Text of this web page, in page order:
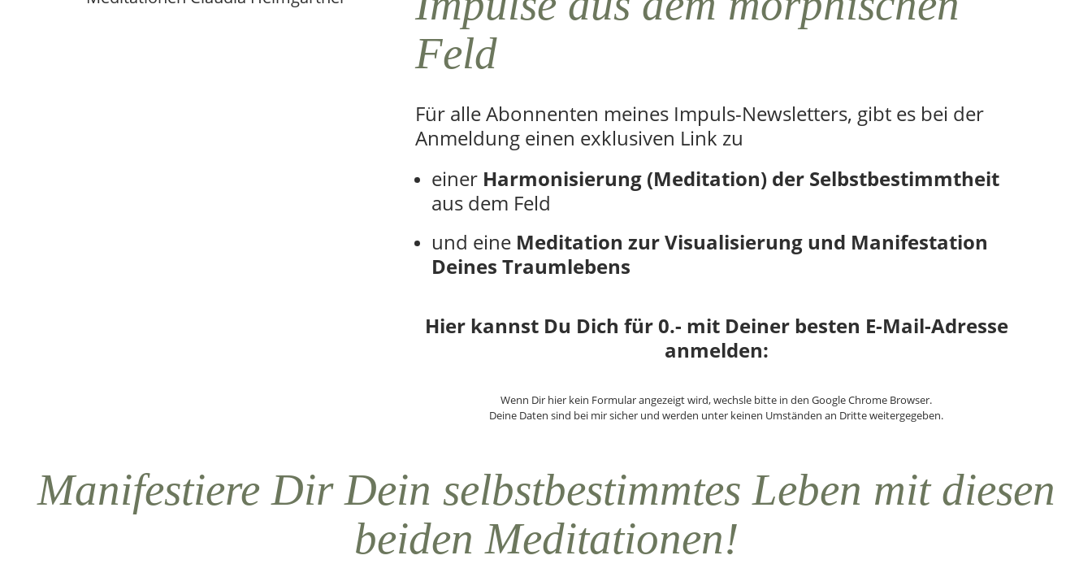
Feld
Für alle Abonnenten meines Impuls-Newsletters, gibt es bei der
Anmeldung einen exklusiven Link zu
einerHarmonisierung (Meditation) der Selbstbestimmtheit
aus dem Feld
und eine Meditation zurVisualisierung und Manifestation
Deines Traumlebens
Hier kannst Du Dich für 0.- mit Deiner besten E-Mail-Adresse
anmelden:
Wenn Dir hier kein Formular angezeigt wird, wechsle bitte in den Google Chrome Browser.
Deine Daten sind bei mir sicher und werden unter keinen Umständen an Dritte weitergegeben.
Manifestiere Dir Dein selbstbestimmtes Leben mit diesen
beiden Meditationen!